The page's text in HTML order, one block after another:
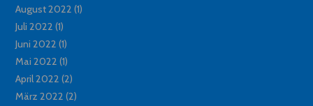
August 2022 (1)
Juli 2022 (1)
Juni 2022 (1)
Mai 2022 (1)
April 2022 (2)
März 2022 (2)